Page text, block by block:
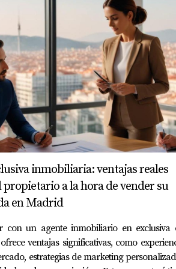
3: Prórroga del Contrato
preocupada por cómo su
mientras buscaba un comprador
casos exitosos demuestran que
con tus inquilinos al vender tu
flexibles, puedes facilitar una
no dudes en contactar a
a la Acción
inmobiliaria: ventajas reales
propietario a la hora de vender su
en Madrid
con un agente inmobiliario en exclusiva
ventajas significativas, como
estrategias de marketing